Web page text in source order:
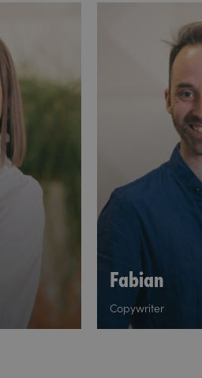
Fabian
Copywriter